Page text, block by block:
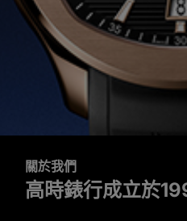
關於我們
高時錶行成立於